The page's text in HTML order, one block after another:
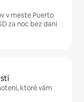
v meste Puerto
za noc bez daní
ktoré vám